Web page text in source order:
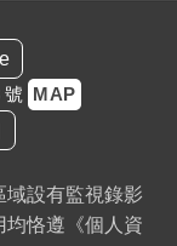
號 MAP
域設有監視錄影
均恪遵《個人資